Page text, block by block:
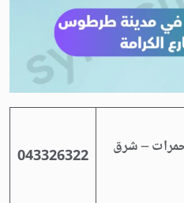
– شرق
043326322